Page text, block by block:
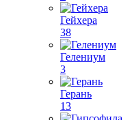
Гейхера
38
Гелениум
3
Герань
13